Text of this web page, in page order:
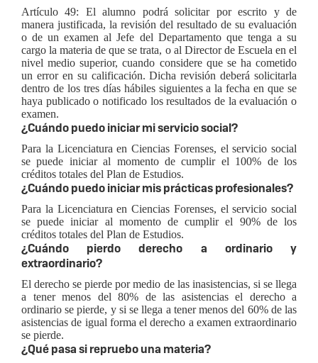
Artículo 49: El alumno podrá solicitar por escrito y de
manera justificada, la revisión del resultado de su evaluación
o de un examen al Jefe del Departamento que tenga a su
cargo la materia de que se trata, o al Director de Escuela en el
nivel medio superior, cuando considere que se ha cometido
un error en su calificación. Dicha revisión deberá solicitarla
dentro de los tres días hábiles siguientes a la fecha en que se
haya publicado o notificado los resultados de la evaluación o
examen.
¿Cuándo puedo iniciar mi servicio social?
Para la Licenciatura en Ciencias Forenses, el servicio social
se puede iniciar al momento de cumplir el 100% de los
créditos totales del Plan de Estudios.
¿Cuándo puedo iniciar mis prácticas profesionales?
Para la Licenciatura en Ciencias Forenses, el servicio social
se puede iniciar al momento de cumplir el 90% de los
créditos totales del Plan de Estudios.
¿Cuándo pierdo derecho a ordinario y
extraordinario?
El derecho se pierde por medio de las inasistencias, si se llega
a tener menos del 80% de las asistencias el derecho a
ordinario se pierde, y si se llega a tener menos del 60% de las
asistencias de igual forma el derecho a examen extraordinario
se pierde.
¿Qué pasa si repruebo una materia?